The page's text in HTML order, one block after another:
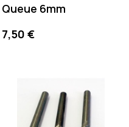
Queue 6mm
Preis
7,50 €